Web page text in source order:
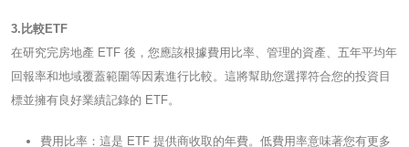
3.比較ETF
在研究完房地產 ETF 後，您應該根據費用比率、管理的資產、五年平均年
回報率和地域覆蓋範圍等因素進行比較。這將幫助您選擇符合您的投資目
標並擁有良好業績記錄的 ETF。
費用比率：這是 ETF 提供商收取的年費。低費用率意味著您有更多